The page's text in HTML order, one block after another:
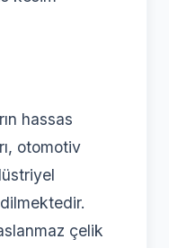
hassas
otomotiv
çelik